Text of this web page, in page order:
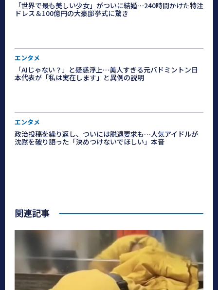
「世界で最も美しい少女」がついに結婚…240時間かけた特注
ドレス＆100億円の大豪邸挙式に驚き
エンタメ
「AIじゃない？」と疑惑浮上…美人すぎる元バドミントン日
本代表が「私は実在します」と異例の説明
エンタメ
政治投稿を繰り返し、ついには脱退要求も…人気アイドルが
沈黙を破り語った「決めつけないでほしい」本音
関連記事